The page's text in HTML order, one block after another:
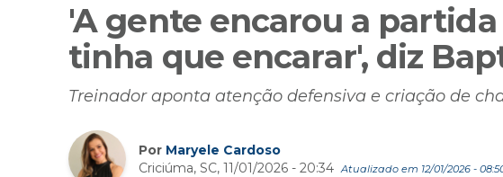
'A gente encarou a
tinha que encarar', diz
Treinador aponta atenção defensiva e criação de
Por Maryele Cardoso
Criciúma, SC, 11/01/2026 - 20:34 Atualizado em 12/01/2026 -